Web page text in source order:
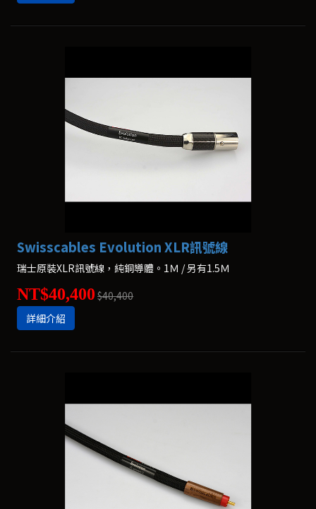
Swisscables Evolution XLR訊號線
瑞士原裝XLR訊號線，純銅導體。1Ｍ / 另有1.5Ｍ
NT$40,400 $40,400
詳細介紹